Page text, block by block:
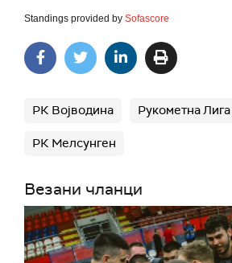
Standings provided by Sofascore
РК Војводина Рукометна
РК Мелсунген
Везани чланци